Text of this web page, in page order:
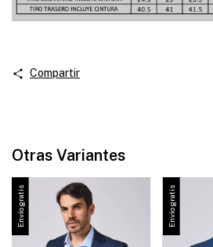
Compartir
Otras Variantes
Envío gratis Envío gratis